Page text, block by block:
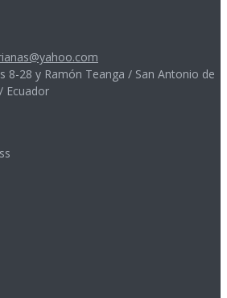
8-28 y Ramón Teanga / San Antonio de
Ecuador